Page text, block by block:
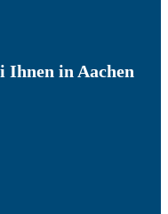
Ihnen in Aachen